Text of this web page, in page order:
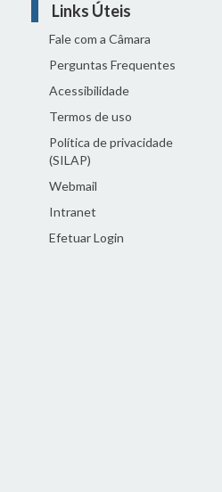
Links Úteis
Fale com a Câmara
Perguntas Frequentes
Acessibilidade
Termos de uso
Política de privacidade
(SILAP)
Webmail
Intranet
Efetuar Login